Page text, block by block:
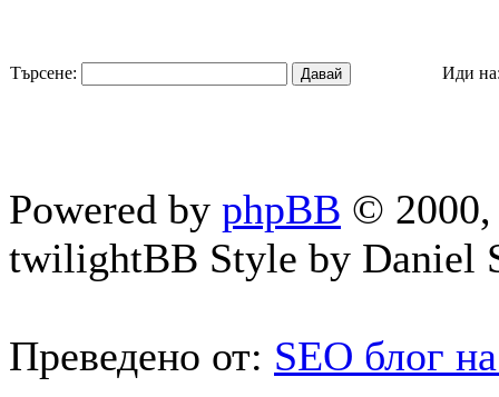
Търсене: Иди
Powered by phpBB © 2000,
twilightBB Style by Daniel
Преведено от: SEO блог